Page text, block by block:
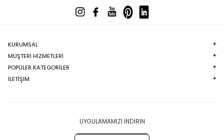
KURUMSAL
MÜŞTERI HIZMETLERI
POPÜLER KATEGORILER
İLETİŞİM
UYGULAMAMIZI İNDİRİN